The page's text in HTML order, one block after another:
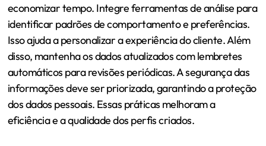
economizar tempo. Integre ferramentas de análise para
identificar padrões de comportamento e preferências.
Isso ajuda a personalizar a experiência do cliente. Além
disso, mantenha os dados atualizados com lembretes
automáticos para revisões periódicas. A segurança das
informações deve ser priorizada, garantindo a proteção
dos dados pessoais. Essas práticas melhoram a
eficiência e a qualidade dos perfis criados.